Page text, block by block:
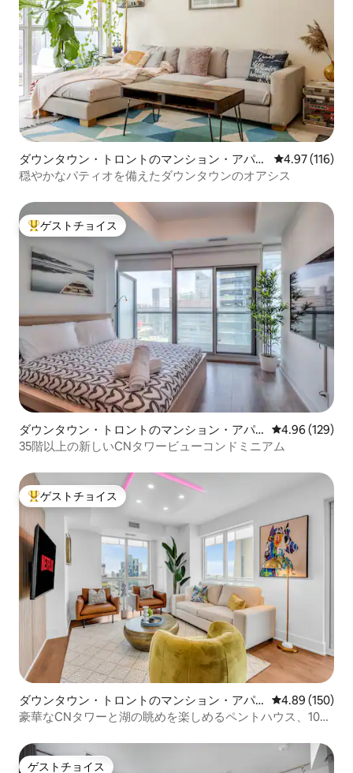
ダウンタウン・トロントのマンション・アパー
ト
レビュー116
4.97 (116)
穏やかなパティオを備えたダウンタウンのオアシス
大好評のゲストチョイスです。
ゲストチョイス
ダウンタウン・トロントのマンション・アパ
ート
レビュー129
4.96 (129)
35階以上の新しいCNタワービューコンドミニアム
大好評のゲストチョイスです。
ゲストチョイス
ダウンタウン・トロントのマンション・アパ
ート
レビュー150
4.89 (150)
豪華なCNタワーと湖の眺めを楽しめるペントハウス、10名
ゲストチョイス